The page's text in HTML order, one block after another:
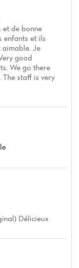
et de bonne
enfants et ils
Je
good
We go there
staff is very
Délicieux